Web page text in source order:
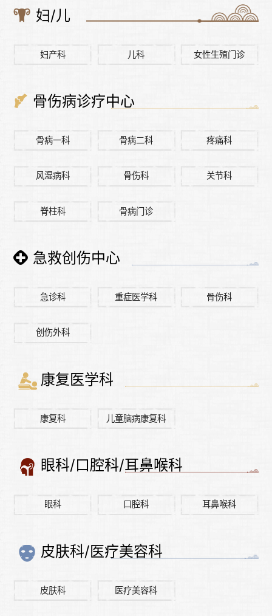
妇/儿
妇产科 儿科 女性生殖门诊
骨伤病诊疗中心
骨病一科 骨病二科 疼痛科
风湿病科 骨伤科 关节科
脊柱科 骨病门诊
急救创伤中心
急诊科 重症医学科 骨伤科
创伤外科
康复医学科
康复科 儿童脑病康复科
眼科/口腔科/耳鼻喉科
眼科 口腔科 耳鼻喉科
皮肤科/医疗美容科
皮肤科 医疗美容科